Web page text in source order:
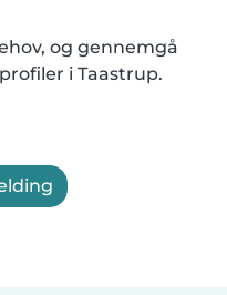
og gennemgå
i Taastrup.